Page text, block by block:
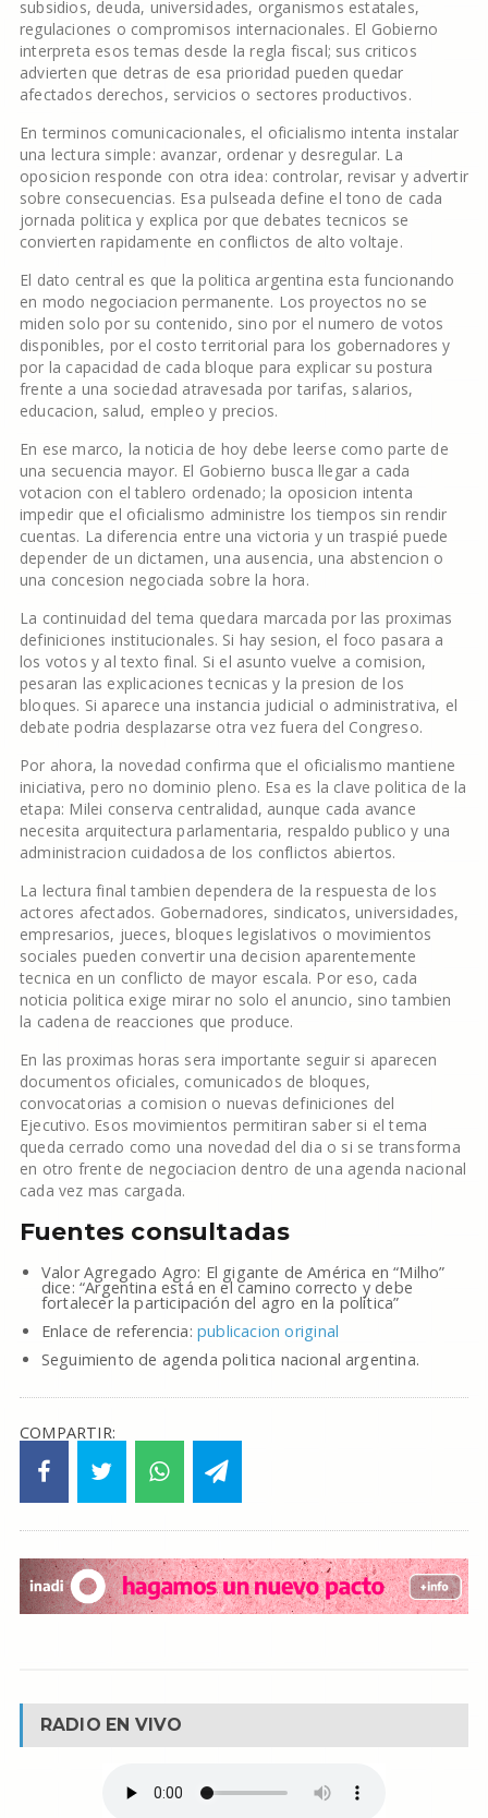
subsidios, deuda, universidades, organismos estatales,
regulaciones o compromisos internacionales. El Gobierno
interpreta esos temas desde la regla fiscal; sus criticos
advierten que detras de esa prioridad pueden quedar
afectados derechos, servicios o sectores productivos.
En terminos comunicacionales, el oficialismo intenta instalar
una lectura simple: avanzar, ordenar y desregular. La
oposicion responde con otra idea: controlar, revisar y advertir
sobre consecuencias. Esa pulseada define el tono de cada
jornada politica y explica por que debates tecnicos se
convierten rapidamente en conflictos de alto voltaje.
El dato central es que la politica argentina esta funcionando
en modo negociacion permanente. Los proyectos no se
miden solo por su contenido, sino por el numero de votos
disponibles, por el costo territorial para los gobernadores y
por la capacidad de cada bloque para explicar su postura
frente a una sociedad atravesada por tarifas, salarios,
educacion, salud, empleo y precios.
En ese marco, la noticia de hoy debe leerse como parte de
una secuencia mayor. El Gobierno busca llegar a cada
votacion con el tablero ordenado; la oposicion intenta
impedir que el oficialismo administre los tiempos sin rendir
cuentas. La diferencia entre una victoria y un traspié puede
depender de un dictamen, una ausencia, una abstencion o
una concesion negociada sobre la hora.
La continuidad del tema quedara marcada por las proximas
definiciones institucionales. Si hay sesion, el foco pasara a
los votos y al texto final. Si el asunto vuelve a comision,
pesaran las explicaciones tecnicas y la presion de los
bloques. Si aparece una instancia judicial o administrativa, el
debate podria desplazarse otra vez fuera del Congreso.
Por ahora, la novedad confirma que el oficialismo mantiene
iniciativa, pero no dominio pleno. Esa es la clave politica de la
etapa: Milei conserva centralidad, aunque cada avance
necesita arquitectura parlamentaria, respaldo publico y una
administracion cuidadosa de los conflictos abiertos.
La lectura final tambien dependera de la respuesta de los
actores afectados. Gobernadores, sindicatos, universidades,
empresarios, jueces, bloques legislativos o movimientos
sociales pueden convertir una decision aparentemente
tecnica en un conflicto de mayor escala. Por eso, cada
noticia politica exige mirar no solo el anuncio, sino tambien
la cadena de reacciones que produce.
En las proximas horas sera importante seguir si aparecen
documentos oficiales, comunicados de bloques,
convocatorias a comision o nuevas definiciones del
Ejecutivo. Esos movimientos permitiran saber si el tema
queda cerrado como una novedad del dia o si se transforma
en otro frente de negociacion dentro de una agenda nacional
cada vez mas cargada.
Fuentes consultadas
Valor Agregado Agro: El gigante de América en “Milho”
dice: “Argentina está en el camino correcto y debe
fortalecer la participación del agro en la política”
Enlace de referencia: publicacion original
Seguimiento de agenda politica nacional argentina.
COMPARTIR:
RADIO EN VIVO